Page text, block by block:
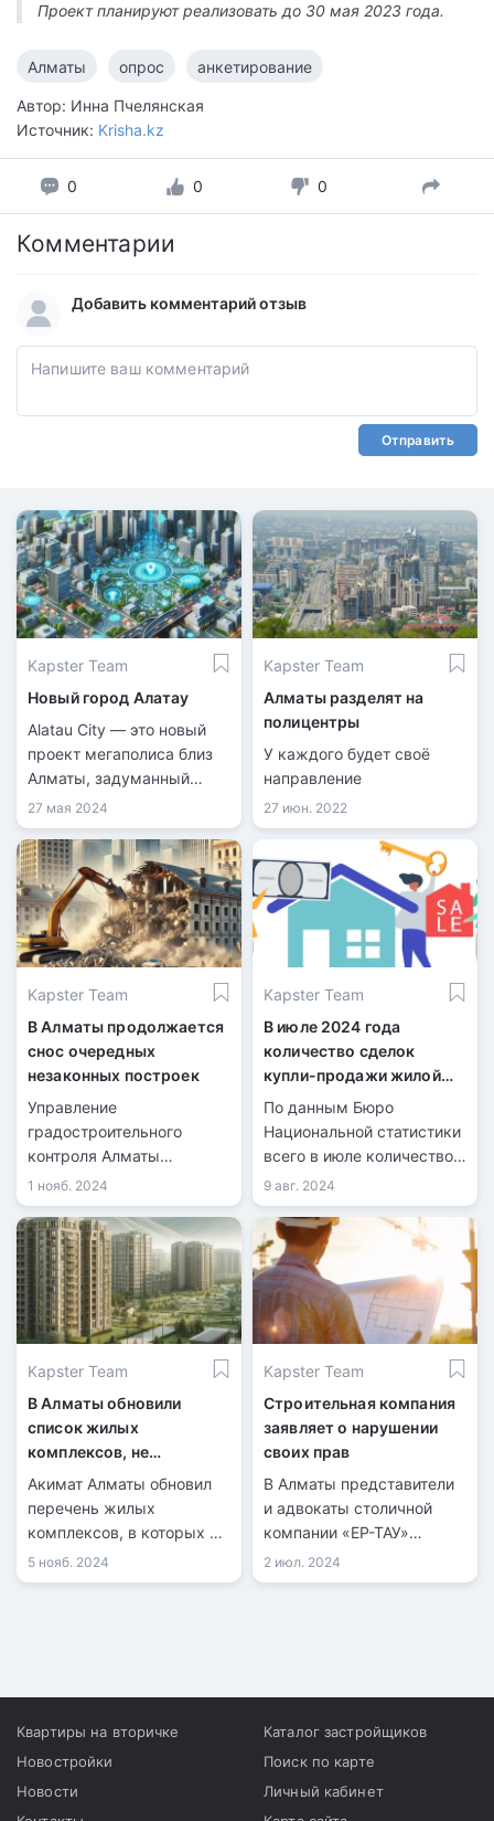
Проект планируют реализовать до 30 мая 2023 года.
Алматы опрос анкетирование
Автор: Инна Пчелянская
Источник: Krisha.kz
0 0 0
Комментарии
Добавить комментарий отзыв
Отправить
Kapster Team
Новый город Алатау
Alatau City — это новый
проект мегаполиса близ
Алматы, задуманный
стать международным
бизнес-хабом и
Сингапуром Центральной
Азии.
27 мая 2024
Kapster Team
Алматы разделят на
полицентры
У каждого будет своё
направление
27 июн. 2022
Kapster Team
В Алматы продолжается
снос очередных
незаконных построек
Управление
градостроительного
контроля Алматы
продолжает снос
незаконных построек,
возведённых с
нарушениями. Очередная
проверка выявила
нарушения в
строительстве объектов.
1 нояб. 2024
Kapster Team
В июле 2024 года
количество сделок
купли-продажи жилой
недвижимости
увеличилось на 21,7%
По данным Бюро
Национальной статистики
всего в июле количество
зарегистрированных
сделок купли-продажи
жилья составило 40 099,
из них 9 126 по
индивидуальным домам и
30 973 по квартирам в
многоквартирных домах.
9 авг. 2024
Kapster Team
В Алматы обновили
список жилых
комплексов, не
рекомендованных для
покупки недвижимости
Акимат Алматы обновил
перечень жилых
комплексов, в которых не
рекомендуется
приобретать . На данный
5 нояб. 2024
Kapster Team
Строительная компания
заявляет о нарушении
своих прав
В Алматы представители
и адвокаты столичной
компании «ЕР-ТАУ»
провели пресс-
конференцию, на которой
2 июл. 2024
Квартиры на вторичке
Новостройки
Новости
Каталог застройщиков
Поиск по карте
Личный кабинет